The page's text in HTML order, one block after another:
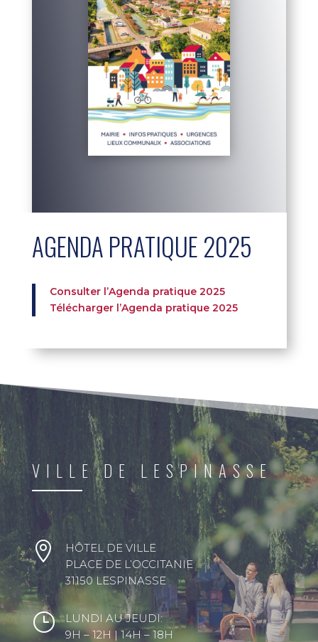
AGENDA PRATIQUE 2025
Consulter l’Agenda pratique 2025
Télécharger l’Agenda pratique 2025
VILLE DE LESPINASSE

HÔTEL DE VILLE
PLACE DE L’OCCITANIE
31150 LESPINASSE
}
LUNDI AU JEUDI:
9H – 12H | 14H – 18H